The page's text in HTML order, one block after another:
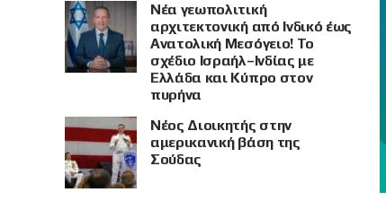
Νέα γεωπολιτική
αρχιτεκτονική από Ινδικό έως
Ανατολική Μεσόγειο! Το
σχέδιο Ισραήλ–Ινδίας με
Ελλάδα και Κύπρο στον
πυρήνα
Νέος Διοικητής στην
αμερικανική βάση της
Σούδας